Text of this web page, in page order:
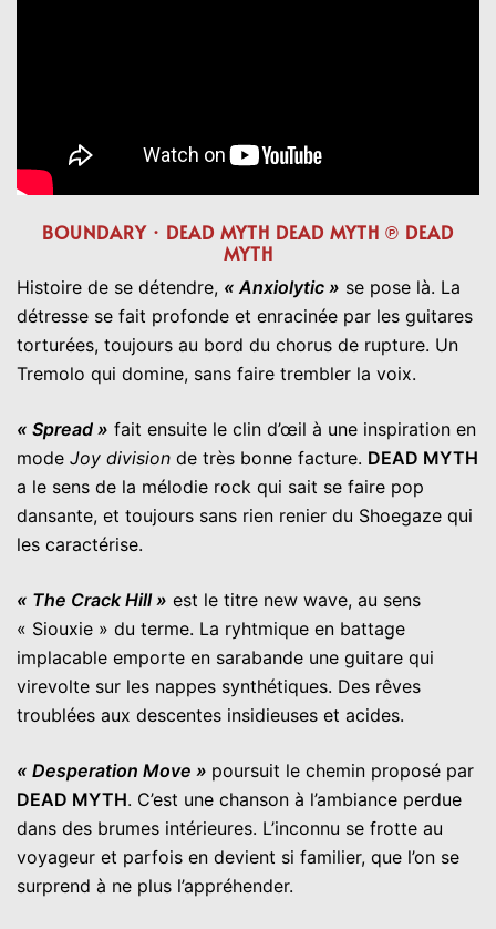
BOUNDARY · DEAD MYTH DEAD MYTH ℗ DEAD
MYTH
Histoire de se détendre, « Anxiolytic » se pose là. La
détresse se fait profonde et enracinée par les guitares
torturées, toujours au bord du chorus de rupture. Un
Tremolo qui domine, sans faire trembler la voix.
« Spread » fait ensuite le clin d’œil à une inspiration en
mode Joy division de très bonne facture. DEAD MYTH
a le sens de la mélodie rock qui sait se faire pop
dansante, et toujours sans rien renier du Shoegaze qui
les caractérise.
« The Crack Hill » est le titre new wave, au sens
« Siouxie » du terme. La ryhtmique en battage
implacable emporte en sarabande une guitare qui
virevolte sur les nappes synthétiques. Des rêves
troublées aux descentes insidieuses et acides.
« Desperation Move » poursuit le chemin proposé par
DEAD MYTH. C’est une chanson à l’ambiance perdue
dans des brumes intérieures. L’inconnu se frotte au
voyageur et parfois en devient si familier, que l’on se
surprend à ne plus l’appréhender.